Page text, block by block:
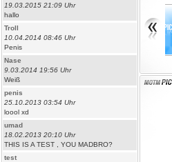
19.03.2015 21:09 Uhr
hallo
Troll
10.04.2014 08:46 Uhr
Penis
Nase
9.03.2014 19:56 Uhr
Weiß
penis
25.10.2013 03:54 Uhr
loool xd
umad
18.02.2013 20:10 Uhr
THIS IS A TEST , YOU MADBRO?
test